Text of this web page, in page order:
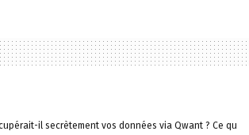
il secrètement vos données via Qwant ? Ce que